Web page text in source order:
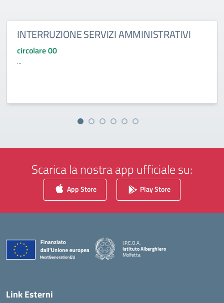
INTERRUZIONE SERVIZI AMMINISTRATIVI
circolare 00
...
Scarica la nostra app ufficiale su:
App Store Play Store
I.P.E.O.A.
Istituto Alberghiero
Molfetta
Link Esterni